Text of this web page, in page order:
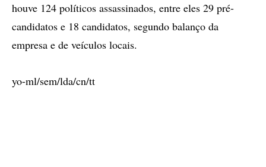
houve 124 políticos assassinados, entre eles 29 pré-
candidatos e 18 candidatos, segundo balanço da
empresa e de veículos locais.
yo-ml/sem/lda/cn/tt